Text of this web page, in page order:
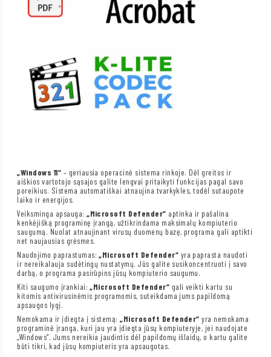
„Windows 11“ – geriausia operacinė sistema rinkoje. Dėl greitos ir
aiškios vartotojo sąsajos galite lengvai pritaikyti funkcijas pagal savo
poreikius. Sistema automatiškai atnaujina tvarkykles, todėl sutaupote
laiko ir energijos.
Veiksminga apsauga:„Microsoft Defender“ aptinka ir pašalina
kenkėjišką programinę įrangą, užtikrindama maksimalų kompiuterio
saugumą. Nuolat atnaujinant virusų duomenų bazę, programa gali aptikti
net naujausias grėsmes.
Naudojimo paprastumas:„Microsoft Defender“ yra paprasta naudoti
ir nereikalauja sudėtingų nustatymų. Jūs galite susikoncentruoti į savo
darbą, o programa pasirūpins jūsų kompiuterio saugumu.
Kiti saugumo įrankiai:„Microsoft Defender“ gali veikti kartu su
kitomis antivirusinėmis programomis, suteikdama jums papildomą
apsaugos lygį.
Nemokama ir įdiegta į sistemą:„Microsoft Defender“ yra nemokama
programinė įranga, kuri jau yra įdiegta jūsų kompiuteryje, jei naudojate
„Windows“. Jums nereikia jaudintis dėl papildomų išlaidų, o kartu galite
būti tikri, kad jūsų kompiuteris yra apsaugotas.